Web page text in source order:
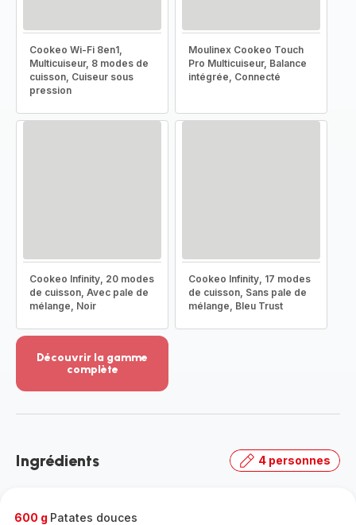
Cookeo Wi-Fi 8en1,
Multicuiseur, 8 modes de
cuisson, Cuiseur sous
pression
Moulinex Cookeo Touch
Pro Multicuiseur, Balance
intégrée, Connecté
Cookeo Infinity, 20 modes
de cuisson, Avec pale de
mélange, Noir
Cookeo Infinity, 17 modes
de cuisson, Sans pale de
mélange, Bleu Trust
Découvrir la gamme
complète
-
gamme
Ingrédients 4 personnes
600 g Patates douces